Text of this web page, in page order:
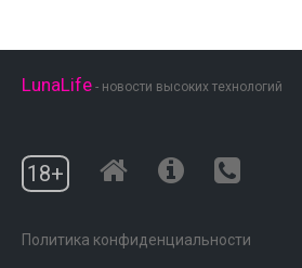
LunaLife - новости высоких технологий
18+
Политика конфиденциальности